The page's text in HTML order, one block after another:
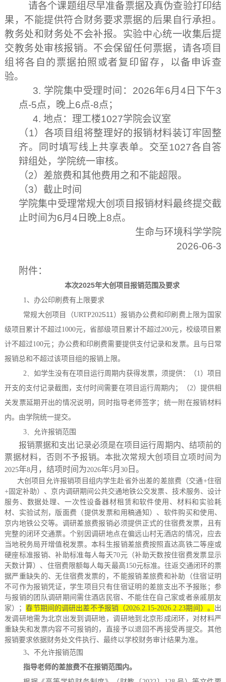
请各个课题组尽早准备票据及真伪查验打印结
果，不能提供符合财务要求票据的后果自行承担。
教务处和财务处不会补报。实验中心统一收集后提
交教务处审核报销。不会保留任何票据，请各项目
组将各自的票据拍照或者复印留存，以备申诉查
验。
3. 学院集中受理时间： 2026年6月 4 日下午3
点-5点，晚上6点-8点；
4. 地点：理工楼1027学院会议室
（1）各项目组将整理好的报销材料装订牢固整
齐。同时填写线上共享表单。交至1027各自答
辩组处，学院统一审核。
（2）差旅费和其他费用之和不能超限。
（3）截止时间
学院集中受理常规大创项目报销材料最终提交截
止时间为6月 4 日晚上8点。
生命与环境科学学院
2026-06-3
附件：
本次2025年大创项目报销范围及要求
1、办公印刷费有上限要求
常规大创项目（URTP202511）报销办公费和印刷费 上限为国家
级项目累计不超过1000元，省部级项目累计不超过200元，校级项目累
计不超过100元 ；办公费和印刷费需要提供支付记录和发票。且与日常
报销总和不超过该项目组的报销上限。
2、如学生没有在项目运行周期内获得发票，须提供：（1）项目
开支的支付记录截图，支付时间需要在项目运行周期内；（2）提供相
关发票延期开出的情况说明，同时指导老师签字；统一附在报销材料
内。由学院统一提交。
3、 允许报销范围
报销票据和支出记录必须是在项目运行周期内、结项前的
票据材料，否则不予报销。本批次常规大创项目立项时间为
2025年8月，结项时间为2026年5月 30日。
大创项目允许报销项目组内学生赴省外出差的差旅费（交通+住宿
+固定补助）、京内调研期间公共交通地铁公交发票、技术服务、设计
服务、数据处理、一次性设备器材租赁和软件使用、材料和实验耗
材、实验试剂 ， 版面费（提供发票和用稿通知）、软件购买和使用、
京内地铁公交等。调研差旅费报销必须提供正式的住宿费发票，且有
完整的闭环交通票。个别因调研地点在偏远山村无酒店的情况，应去
当地税务局开增值税发票。本科生报销差旅费按照直达高铁二等座或
硬座标准报销、补助标准每人每天70元（补助天数按住宿费发票显示
天数计算）、住宿费限额每人每天最高150元标准。往返交通闭环的票
据严重缺失的、无住宿费发票的，不能报销差旅费和补助（住宿证明
不可作为报销凭证，学生项目只有住宿证明的差旅支出不予报账；参
与报销的团队调研期间需住酒店民宿、不能住在自己家或者亲戚朋友
家）；春节期间的调研出差不予报销（2026.2.15-2026.2.23期间）。 出
发调研地需为北京出发到调研地，调研地到北京形成闭环，对材料严
重缺失和发票内容不可报销的，直接予以退回不再接受再提交。其他
报销要求依据财务处文件执行、最终以学校财务审计结果为准。
3、不允许报销范围
指导老师的差旅费不在报销范围内。